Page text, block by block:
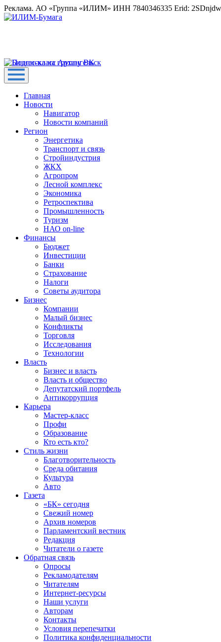
Реклама. АО «Группа «ИЛИМ» ИНН 7840346335 Erid:
Главная
Новости
Навигатор
Новости компаний
Регион
Энергетика
Транспорт и связь
Стройиндустрия
ЖКХ
Агропром
Лесной комплекс
Экономика
Ретроспектива
Промышленность
Туризм
НАО on-line
Финансы
Бюджет
Инвестиции
Банки
Страхование
Налоги
Советы аудитора
Бизнес
Компании
Малый бизнес
Конфликты
Торговля
Исследования
Технологии
Власть
Бизнес и власть
Власть и общество
Депутатский портфель
Антикоррупция
Карьера
Мастер-класс
Профи
Образование
Кто есть кто?
Стиль жизни
Благотворительность
Среда обитания
Культура
Авто
Газета
«БК» сегодня
Свежий номер
Архив номеров
Парламентский вестник
Редакция
Читатели о газете
Обратная связь
Опросы
Рекламодателям
Читателям
Интернет-ресурсы
Наши услуги
Авторам
Контакты
Условия перепечатки
Политика конфиденциальности